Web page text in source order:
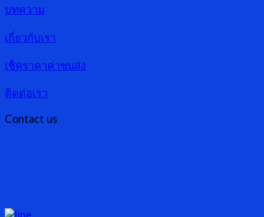
บทความ
เกี่ยวกับเรา
เช็คราคาค่าขนส่ง
ติดต่อเรา
Contact us